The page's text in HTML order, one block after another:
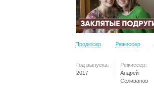
Продюсер Режиссер
Год выпуска:
2017
Режиссер:
Андрей
Селиванов